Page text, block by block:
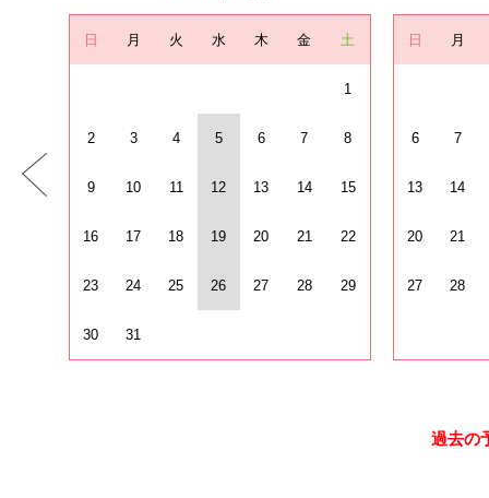
日 月 火 水 木 金 土
1
2 3 4 5 6 7 8
9 10 11 12 13 14 15
16 17 18 19 20 21 22
23 24 25 26 27 28 29
30 31
日 月
6 7
13 14
20 21
27 28
過去の